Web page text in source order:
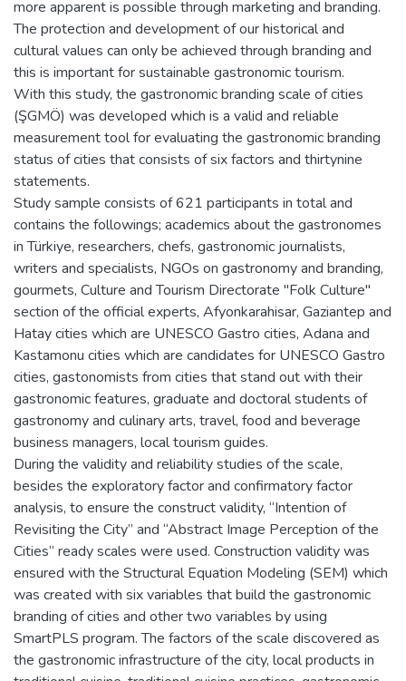
more apparent is possible through marketing and branding.
The protection and development of our historical and
cultural values can only be achieved through branding and
this is important for sustainable gastronomic tourism.
With this study, the gastronomic branding scale of cities
(ŞGMÖ) was developed which is a valid and reliable
measurement tool for evaluating the gastronomic branding
status of cities that consists of six factors and thirtynine
statements.
Study sample consists of 621 participants in total and
contains the followings; academics about the gastronomes
in Türkiye, researchers, chefs, gastronomic journalists,
writers and specialists, NGOs on gastronomy and branding,
gourmets, Culture and Tourism Directorate "Folk Culture"
section of the official experts, Afyonkarahisar, Gaziantep and
Hatay cities which are UNESCO Gastro cities, Adana and
Kastamonu cities which are candidates for UNESCO Gastro
cities, gastonomists from cities that stand out with their
gastronomic features, graduate and doctoral students of
gastronomy and culinary arts, travel, food and beverage
business managers, local tourism guides.
During the validity and reliability studies of the scale,
besides the exploratory factor and confirmatory factor
analysis, to ensure the construct validity, “Intention of
Revisiting the City” and “Abstract Image Perception of the
Cities” ready scales were used. Construction validity was
ensured with the Structural Equation Modeling (SEM) which
was created with six variables that build the gastronomic
branding of cities and other two variables by using
SmartPLS program. The factors of the scale discovered as
the gastronomic infrastructure of the city, local products in